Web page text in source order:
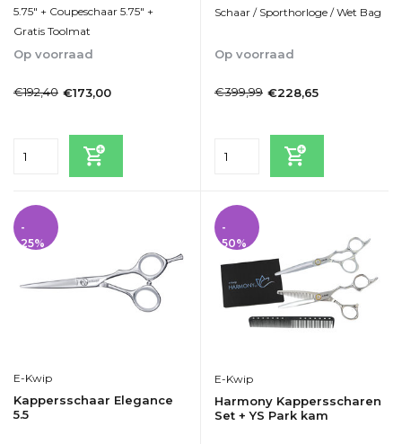
5.75" + Coupeschaar 5.75" +
Gratis Toolmat
Op voorraad
€192,40 €173,00
Schaar / Sporthorloge / Wet Bag
Op voorraad
€399,99 €228,65
-
25%
E-Kwip
Kappersschaar Elegance
5.5
-
50%
E-Kwip
Harmony Kappersscharen
Set + YS Park kam